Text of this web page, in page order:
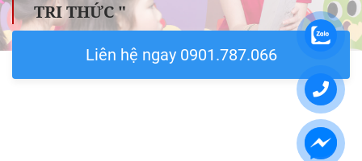
TRI THỨC "
Liên hệ ngay 0901.787.066